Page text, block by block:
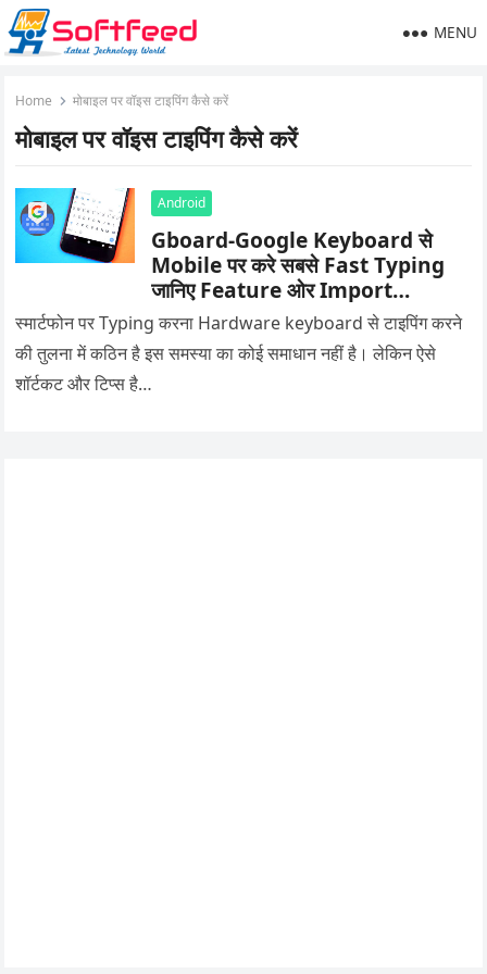
MENU
Home मोबाइल पर वॉइस टाइपिंग कैसे करें
मोबाइल पर वॉइस टाइपिंग कैसे करें
Android
Gboard-Google Keyboard से
Mobile पर करे सबसे Fast Typing
जानिए Feature ओर Import
Settings
स्मार्टफोन पर Typing करना Hardware keyboard से टाइपिंग करने
की तुलना में कठिन है इस समस्या का कोई समाधान नहीं है। लेकिन ऐसे
शॉर्टकट और टिप्स है…